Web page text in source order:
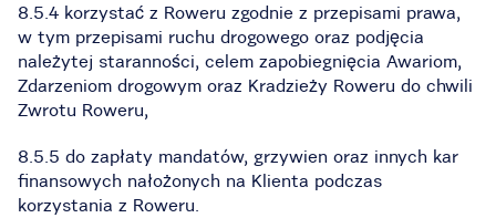
8.5.4 korzystać z Roweru zgodnie z przepisami prawa,
w tym przepisami ruchu drogowego oraz podjęcia
należytej staranności, celem zapobiegnięcia Awariom,
Zdarzeniom drogowym oraz Kradzieży Roweru do chwili
Zwrotu Roweru,
8.5.5 do zapłaty mandatów, grzywien oraz innych kar
finansowych nałożonych na Klienta podczas
korzystania z Roweru.